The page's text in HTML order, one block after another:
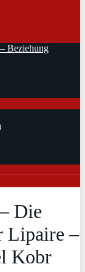
Beziehung
Die
Lipaire –
Kobr